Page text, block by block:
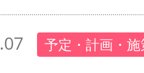
予定・計画・